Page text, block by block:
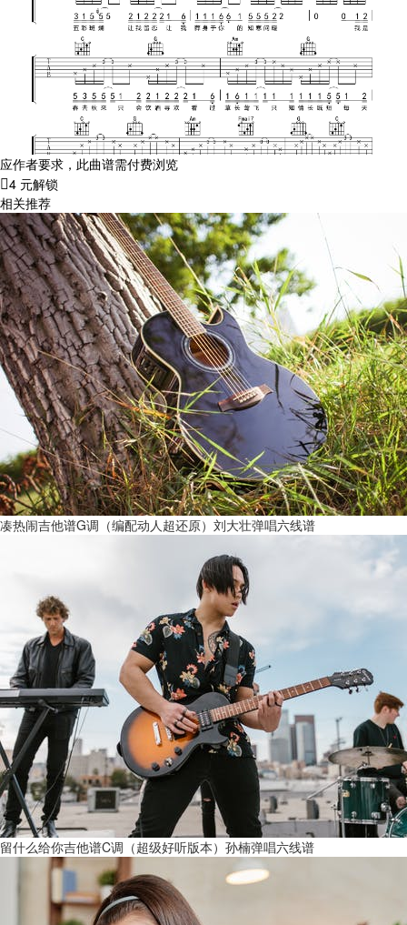
应作者要求，此曲谱需付费浏览
4 元解锁
相关推荐
凑热闹吉他谱G调（编配动人超还原）刘大壮弹唱六线谱
留什么给你吉他谱C调（超级好听版本）孙楠弹唱六线谱